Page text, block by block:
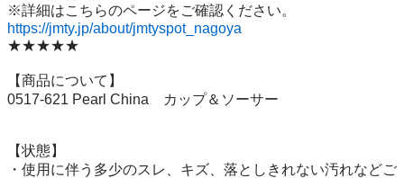
https://jmty.jp/about/jmtyspot_nagoya
★★★★★
【商品について】
0517-621 Pearl China　カップ＆ソーサー
【状態】
・使用に伴う多少のスレ、キズ、落としきれない汚れなどご